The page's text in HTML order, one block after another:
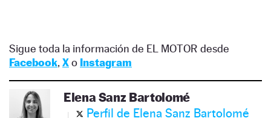
Sigue toda la información de EL MOTOR desde
Facebook, Xo Instagram
Elena Sanz Bartolomé
Perfil de Elena Sanz Bartolomé